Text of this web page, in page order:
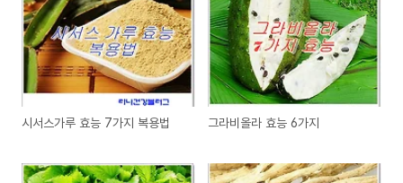
시서스가루 효능 7가지 복용법 그라비올라 효능 6가지